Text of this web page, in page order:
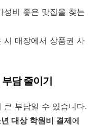
성비 좋은 맛집을 찾는
시 매장에서 상품권 사
담 줄이기
큰 부담일 수 있습니다.
대상 학원비 결제에